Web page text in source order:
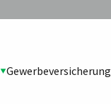
Gewerbeversicherung